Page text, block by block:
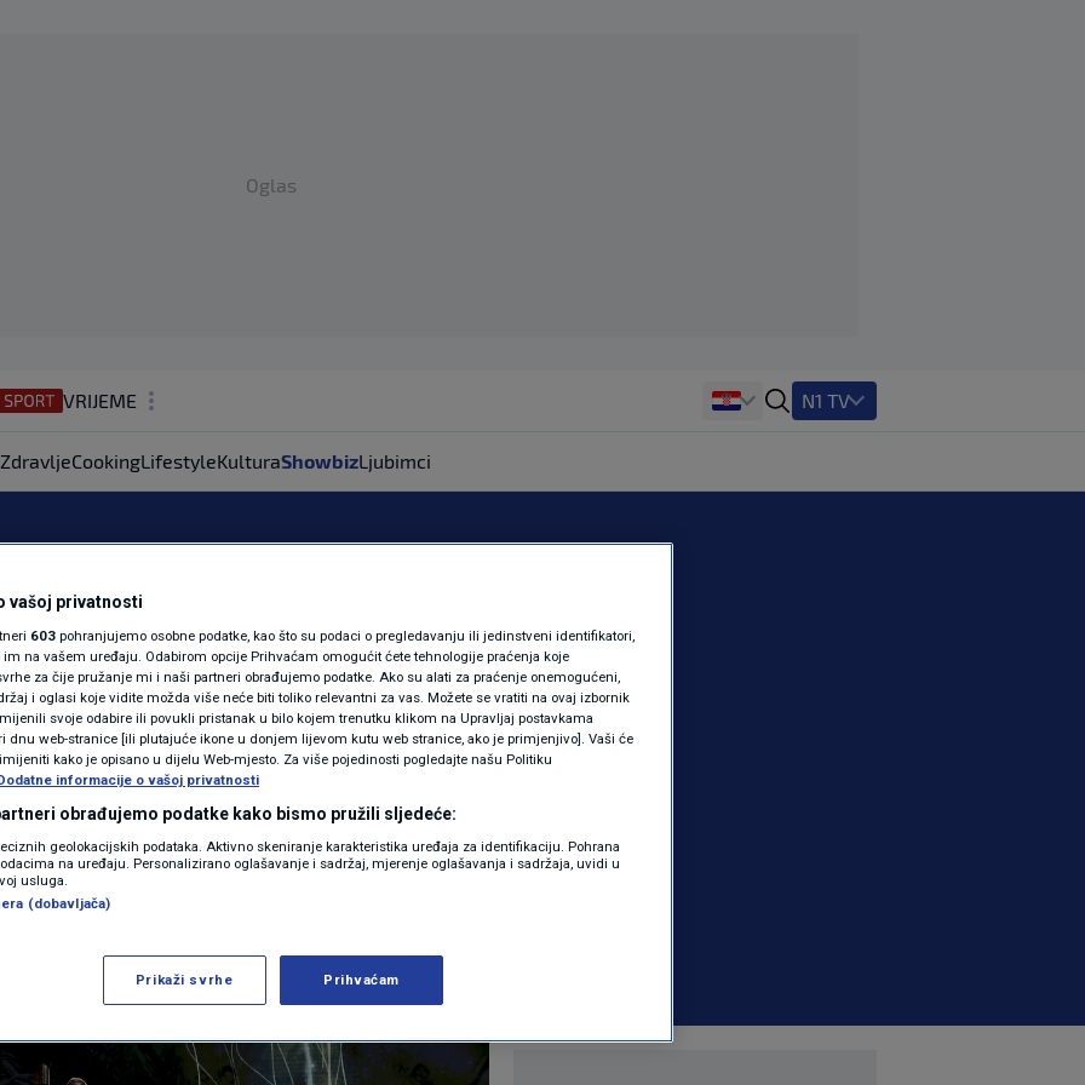
Oglas
VRIJEME
REGIJA
MAGAZIN
KOLUMNE
N1(DIS)INFO
KLIMATSKE PROMJENE
FOTO
VIDEO
N1 TV
ZdravljeCookingLifestyleKulturaShowbizLjubimci
reakcije na grupu
nastup... Naježila
SHOWBIZ | 3 komentar
Više
vašoj privatnosti
603 pohranjujemo osobne podatke, kao što su podaci o pregledavanju ili jedinstveni identifikatori,
na vašem uređaju. Odabirom opcije Prihvaćam omogućit ćete tehnologije praćenja koje
za čije pružanje mi i naši partneri obrađujemo podatke. Ako su alati za praćenje onemogućeni,
i oglasi koje vidite možda više neće biti toliko relevantni za vas. Možete se vratiti na ovaj izbornik
svoje odabire ili povukli pristanak u bilo kojem trenutku klikom na Upravljaj postavkama
dnu web-stranice [ili plutajuće ikone u donjem lijevom kutu web stranice, ako je primjenjivo]. Vaši će
kako je opisano u dijelu Web-mjesto. Za više pojedinosti pogledajte našu Politiku
informacije o vašoj privatnosti
obrađujemo podatke kako bismo pružili sljedeće:
geolokacijskih podataka. Aktivno skeniranje karakteristika uređaja za identifikaciju. Pohrana
na uređaju. Personalizirano oglašavanje i sadržaj, mjerenje oglašavanja i sadržaja, uvidi u
usluga.
(dobavljača)
Prikaži svrhe Prihvaćam